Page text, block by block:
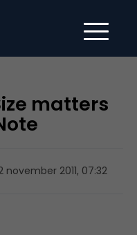
matters
november 2011, 07:32